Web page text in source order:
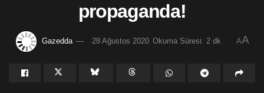
propaganda!
Gazedda 28 Ağustos 2020 Okuma Süresi: 2 dk AA